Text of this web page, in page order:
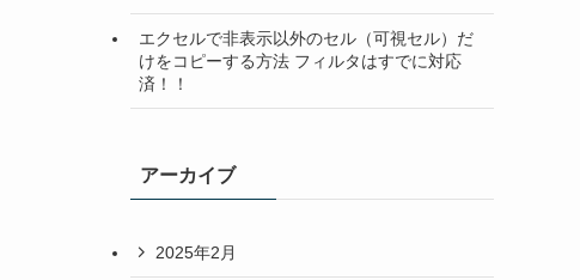
エクセルで非表示以外のセル（可視セル）だ
けをコピーする方法 フィルタはすでに対応
済！！
アーカイブ
2025年2月